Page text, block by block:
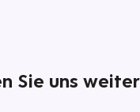
Sie uns weiter